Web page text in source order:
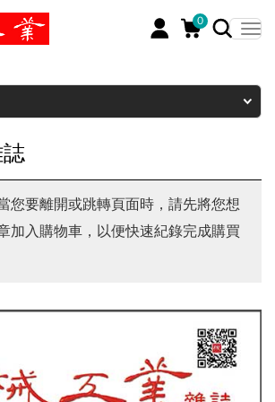
0
您要離開或跳轉頁面時，請先將您想
加入購物車，以便快速紀錄完成購買